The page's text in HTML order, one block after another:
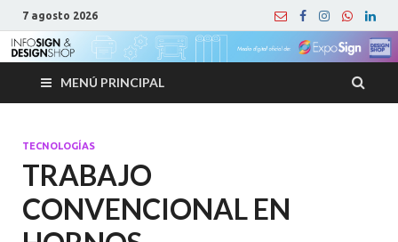
7 agosto 2026
MENÚ PRINCIPAL
TECNOLOGÍAS
TRABAJO
CONVENCIONAL EN